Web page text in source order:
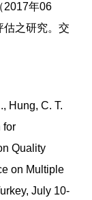
2017年06
估之研究。交
Hung, C. T.
for
Quality
on Multiple
July 10-